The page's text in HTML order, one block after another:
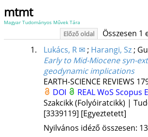
mtmt
Magyar Tudományos Művek Tára
Előző oldal Összesen 1
1. Lukács, R ✉; Harangi, Sz;
Early to Mid-Miocene syn-
geodynamic implications
EARTH-SCIENCE REVIEWS
DOI
REALWoS Scopus
Szakcikk (Folyóiratcikk) |
[3339119] [Egyeztetett]
Nyilvános idéző összesen: